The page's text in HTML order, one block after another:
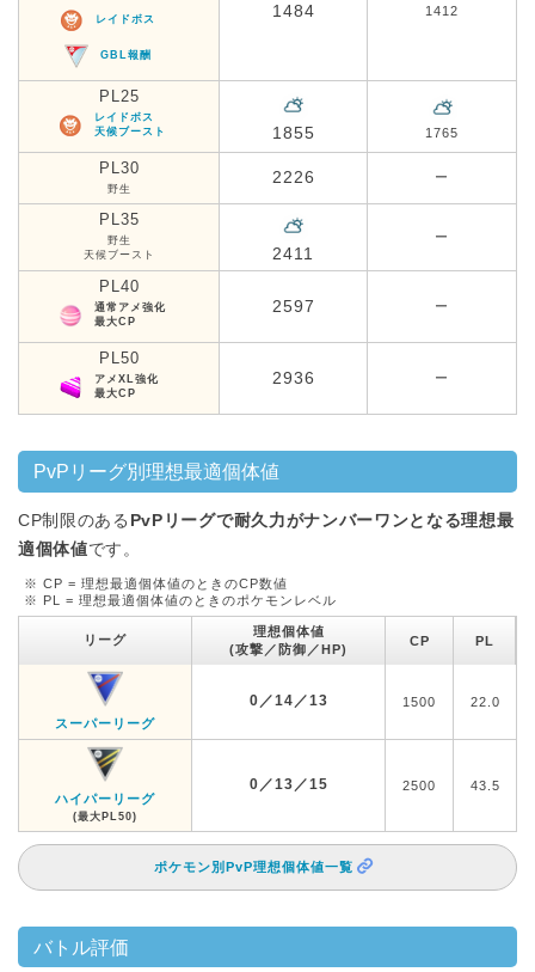
レイドボス
GBL報酬
1484 1412
PL25
レイドボス
天候ブースト
1855 1765
PL30
野生
2226 ー
PL35
野生
天候ブースト
2411
ー
PL40
通常アメ強化
最大CP
2597 ー
PL50
アメXL強化
最大CP
2936 ー
PvPリーグ別理想最適個体値
CP制限のある PvPリーグで耐久力がナンバーワンとなる理想最
適個体値です。
※ CP = 理想最適個体値のときのCP数値
※ PL = 理想最適個体値のときのポケモンレベル
リーグ
理想個体値
(攻撃／防御／HP)
CP PL
スーパーリーグ
0／14／13 1500 22.0
ハイパーリーグ
(最大PL50)
0／13／15 2500 43.5
ポケモン別PvP理想個体値一覧
バトル評価